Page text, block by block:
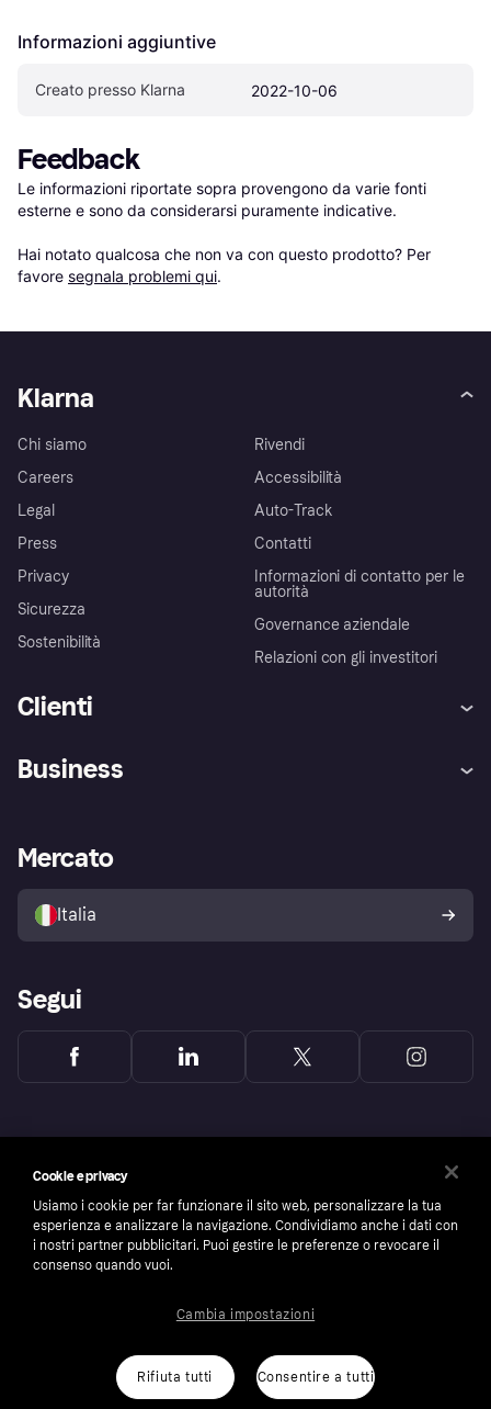
Informazioni aggiuntive
Creato presso Klarna 2022-10-06
Feedback
Le informazioni riportate sopra provengono da varie fonti
esterne e sono da considerarsi puramente indicative.
Hai notato qualcosa che non va con questo prodotto? Per
favore segnala problemi qui.
Klarna
Chi siamo
Careers
Legal
Press
Privacy
Sicurezza
Sostenibilità
Rivendi
Accessibilità
Auto-Track
Contatti
Informazioni di contatto per le
autorità
Governance aziendale
Relazioni con gli investitori
Clienti
Esplora i negozi
Politica di protezione
dell'acquirente Klarna
Business
Accesso aziende
Mercato
Italia
Segui
number: 556737-0431
Cookies Klarna.com
Cookie e privacy
Usiamo i cookie per far funzionare il sito web, personalizzare la tua
esperienza e analizzare la navigazione. Condividiamo anche i dati con
i nostri partner pubblicitari. Puoi gestire le preferenze o revocare il
consenso quando vuoi.
Rifiuta tutti Consentire a tutti
Cambia impostazioni